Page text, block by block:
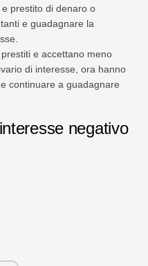
prestito di denaro o
e guadagnare la
e accettano meno
di interesse, ora hanno
continuare a guadagnare
negativo